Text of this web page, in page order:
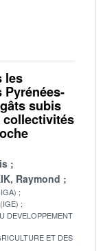
les
Pyrénées-
subis
collectivités
Raymond
DEVELOPPEMENT
ET DES